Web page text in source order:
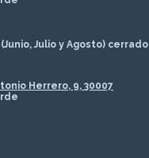
(Junio, Julio y Agosto) cerrado
Herrero, 9, 30007